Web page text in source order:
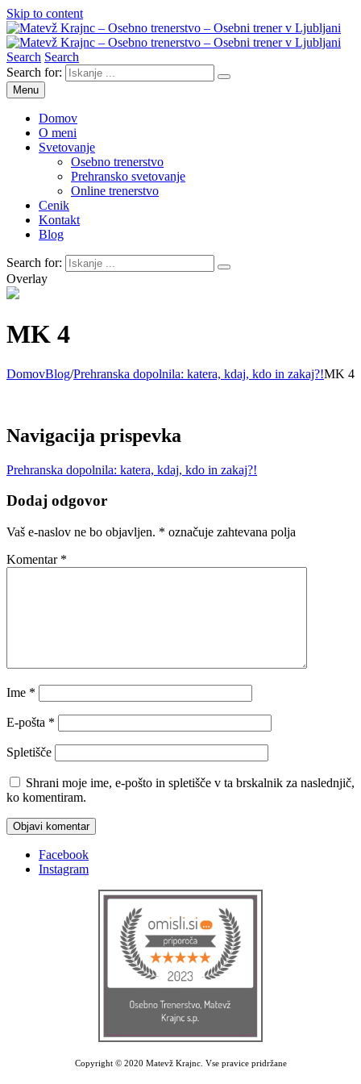
Skip to content
Matevž Krajnc – Osebno trenerstvo – Osebni trener v Ljubljani
Osebno trenerstvo
Search Search
Search for:
Menu
Domov
O meni
Svetovanje
Osebno trenerstvo
Prehransko svetovanje
Online trenerstvo
Cenik
Kontakt
Blog
Search for:
Overlay
MK 4
DomovBlog/Prehranska dopolnila: katera, kdaj, kdo in zakaj?!MK 4
Navigacija prispevka
Prehranska dopolnila: katera, kdaj, kdo in zakaj?!
Dodaj odgovor
Vaš e-naslov ne bo objavljen. * označuje zahtevana polja
Komentar *
Ime *
E-pošta *
Spletišče
Shrani moje ime, e-pošto in spletišče v ta brskalnik za naslednjič,
ko komentiram.
Facebook
Instagram
Copyright © 2020 Matevž Krajnc. Vse pravice pridržane